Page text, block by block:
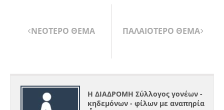
ΝΕΟΤΕΡΟ ΘΕΜΑ ΠΑΛΑΙΟΤΕΡΟ ΘΕΜΑ
Η ΔΙΑΔΡΟΜΗ Σύλλογος γονέων -
κηδεμόνων - φίλων με αναπηρία